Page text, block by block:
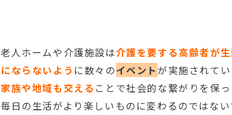
老人ホームや介護施設は介護を要する高齢者が
にならないよう に数々のイベントが実施されてい
家族や地域も交える ことで社会的な繋がりを保っ
毎日の生活がより楽しいものに変わるのではない